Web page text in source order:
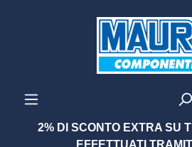
2% DI SCONTO EXTRA SU
EFFETTUATI